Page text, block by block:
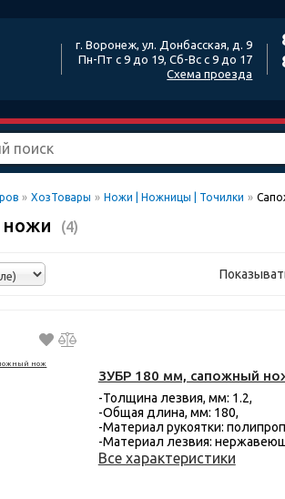
г. Воронеж, ул. Донбасская, д. 9
Пн-Пт с 9 до 19, Сб-Вс с 9 до 17
Схема проезда
» ХозТовары » Ножи | Ножницы | Точилки »
(4)
ЗУБР 180 мм, сапожный
-Толщина лезвия, мм: 1.2,
-Общая длина, мм: 180,
-Материал рукоятки:
-Материал лезвия:
Все характеристики